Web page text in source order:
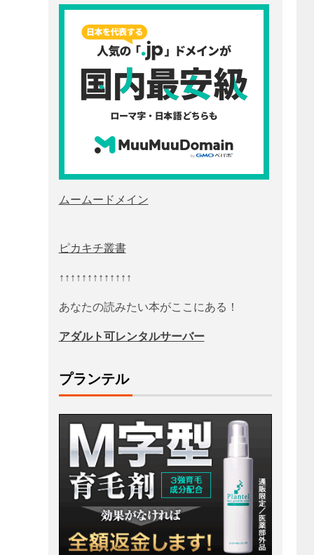
ムームードメイン
ピカキチ叢書
↑↑↑↑↑↑↑↑↑↑↑↑↑
あなたの読みたい本がここにある！
アダルト可レンタルサーバー
プランテル